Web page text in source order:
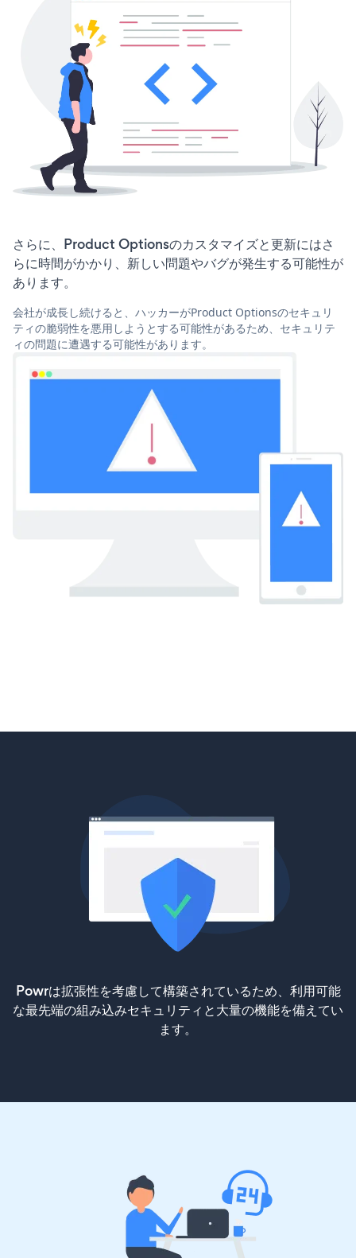
さらに、Product Optionsのカスタマイズと更新にはさ
らに時間がかかり、新しい問題やバグが発生する可能性が
あります。
会社が成長し続けると、ハッカーがProduct Optionsのセキュリ
ティの脆弱性を悪用しようとする可能性があるため、セキュリテ
ィの問題に遭遇する可能性があります。
Powrは拡張性を考慮して構築されているため、利用可能
な最先端の組み込みセキュリティと大量の機能を備えてい
ます。